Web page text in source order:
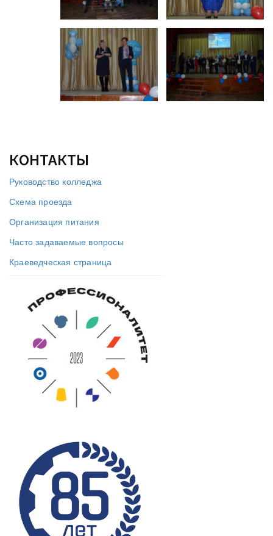
КОНТАКТЫ
Руководство колледжа
Схема проезда
Организация питания
Часто задаваемые вопросы
Краеведческая страница